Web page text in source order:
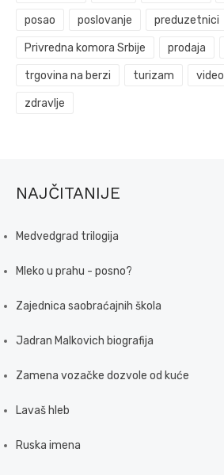
posao poslovanje preduzetnici
Privredna komora Srbije prodaja
trgovina na berzi turizam video
zdravlje
NAJČITANIJE
Medvedgrad trilogija
Mleko u prahu - posno?
Zajednica saobraćajnih škola
Jadran Malkovich biografija
Zamena vozačke dozvole od kuće
Lavaš hleb
Ruska imena